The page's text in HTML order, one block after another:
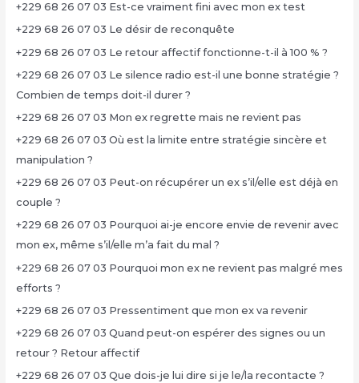
+229 68 26 07 03 Est-ce vraiment fini avec mon ex test
+229 68 26 07 03 Le désir de reconquête
+229 68 26 07 03 Le retour affectif fonctionne-t-il à 100 % ?
+229 68 26 07 03 Le silence radio est-il une bonne stratégie ?
Combien de temps doit-il durer ?
+229 68 26 07 03 Mon ex regrette mais ne revient pas
+229 68 26 07 03 Où est la limite entre stratégie sincère et
manipulation ?
+229 68 26 07 03 Peut-on récupérer un ex s’il/elle est déjà en
couple ?
+229 68 26 07 03 Pourquoi ai-je encore envie de revenir avec
mon ex, même s’il/elle m’a fait du mal ?
+229 68 26 07 03 Pourquoi mon ex ne revient pas malgré mes
efforts ?
+229 68 26 07 03 Pressentiment que mon ex va revenir
+229 68 26 07 03 Quand peut-on espérer des signes ou un
retour ? Retour affectif
+229 68 26 07 03 Que dois-je lui dire si je le/la recontacte ?